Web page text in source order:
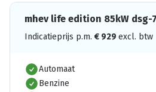
mhev life edition 85kW dsg-
Indicatieprijs p.m. € 929 excl. btw
Automaat
Benzine